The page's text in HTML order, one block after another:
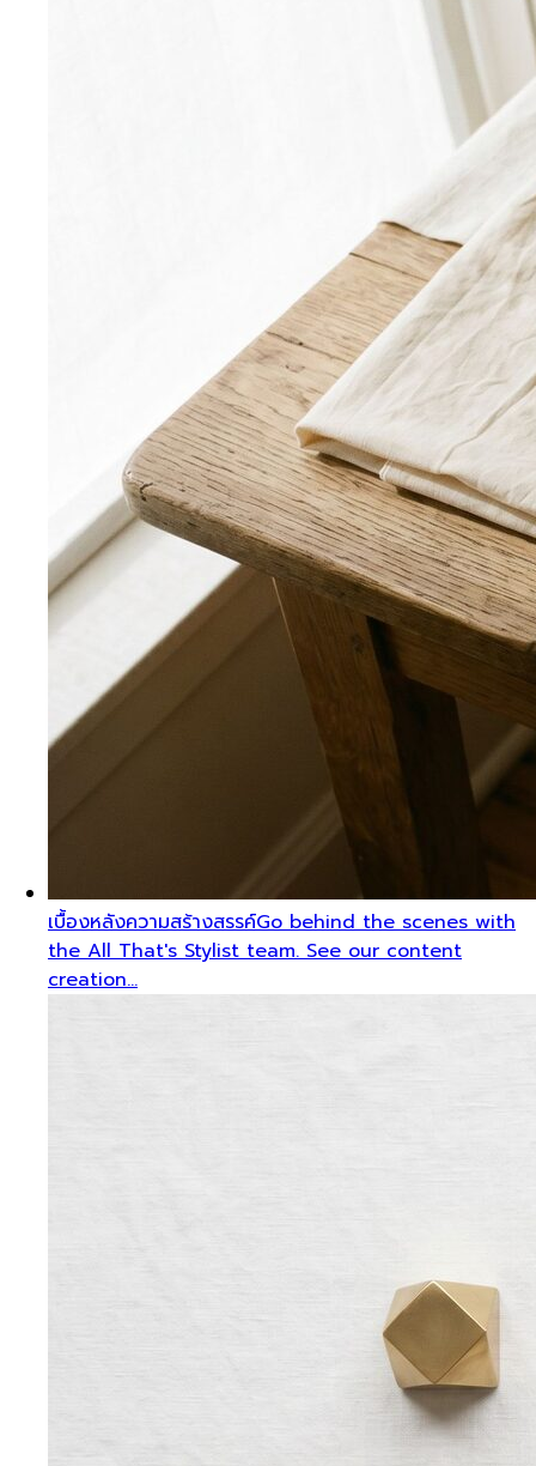
เบื้องหลังความสร้างสรรค์Go behind the scenes with
the All That's Stylist team. See our content
creation…